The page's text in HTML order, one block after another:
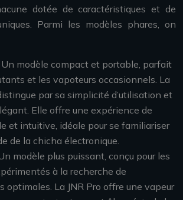
dotée de caractéristiques et de
Parmi les modèles phares, on
Un modèle compact et portable, parfait
et les vapoteurs occasionnels. La
par sa simplicité d’utilisation et
Elle offre une expérience de
et intuitive, idéale pour se familiariser
de la chicha électronique.
modèle plus puissant, conçu pour les
à la recherche de
optimales. La JNR Pro offre une vapeur